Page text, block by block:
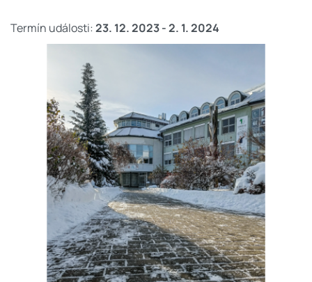
Termín události:23. 12. 2023-2. 1. 2024